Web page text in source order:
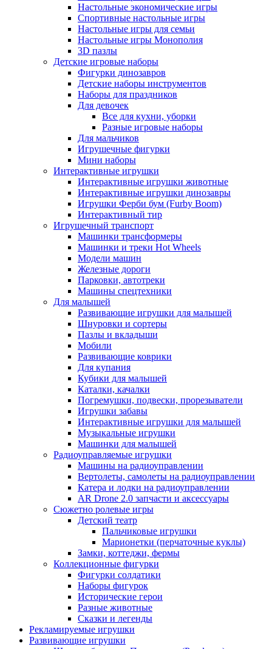
Настольные экономические игры
Спортивные настольные игры
Настольные игры для семьи
Настольные игры Монополия
3D пазлы
Детские игровые наборы
Фигурки динозавров
Детские наборы инструментов
Наборы для праздников
Для девочек
Все для кухни, уборки
Разные игровые наборы
Для мальчиков
Игрушечные фигурки
Мини наборы
Интерактивные игрушки
Интерактивные игрушки животные
Интерактивные игрушки динозавры
Игрушки Ферби бум (Furby Boom)
Интерактивный тир
Игрушечный транспорт
Машинки трансформеры
Машинки и треки Hot Wheels
Модели машин
Железные дороги
Парковки, автотреки
Машины спецтехники
Для малышей
Развивающие игрушки для малышей
Шнуровки и сортеры
Пазлы и вкладыши
Мобили
Развивающие коврики
Для купания
Кубики для малышей
Каталки, качалки
Погремушки, подвески, прорезыватели
Игрушки забавы
Интерактивные игрушки для малышей
Музыкальные игрушки
Машинки для малышей
Радиоуправляемые игрушки
Машины на радиоуправлении
Вертолеты, самолеты на радиоуправлении
Катера и лодки на радиоуправлении
AR Drone 2.0 запчасти и аксессуары
Сюжетно ролевые игры
Детский театр
Пальчиковые игрушки
Марионетки (перчаточные куклы)
Замки, коттеджи, фермы
Коллекционные фигурки
Фигурки солдатики
Наборы фигурок
Исторические герои
Разные животные
Сказки и легенды
Рекламируемые игрушки
Развивающие игрушки